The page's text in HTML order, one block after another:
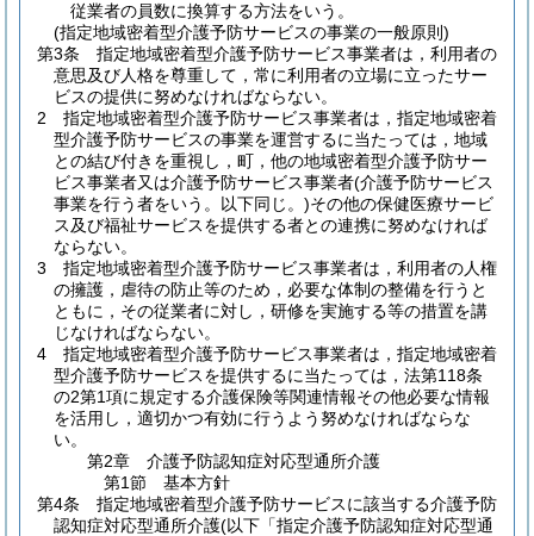
従業者の員数に換算する方法をいう。
(指定地域密着型介護予防サービスの事業の一般原則)
第3条
指定地域密着型介護予防サービス事業者は，利用者の
意思及び人格を尊重して，常に利用者の立場に立ったサー
ビスの提供に努めなければならない。
2
指定地域密着型介護予防サービス事業者は，指定地域密着
型介護予防サービスの事業を運営するに当たっては，地域
との結び付きを重視し，町，他の地域密着型介護予防サー
ビス事業者又は介護予防サービス事業者(介護予防サービス
事業を行う者をいう。以下同じ。)その他の保健医療サービ
ス及び福祉サービスを提供する者との連携に努めなければ
ならない。
3
指定地域密着型介護予防サービス事業者は，利用者の人権
の擁護，虐待の防止等のため，必要な体制の整備を行うと
ともに，その従業者に対し，研修を実施する等の措置を講
じなければならない。
4
指定地域密着型介護予防サービス事業者は，指定地域密着
型介護予防サービスを提供するに当たっては，法第118条
の2第1項に規定する介護保険等関連情報その他必要な情報
を活用し，適切かつ有効に行うよう努めなければならな
い。
第2章
介護予防認知症対応型通所介護
第1節
基本方針
第4条
指定地域密着型介護予防サービスに該当する介護予防
認知症対応型通所介護(以下「指定介護予防認知症対応型通